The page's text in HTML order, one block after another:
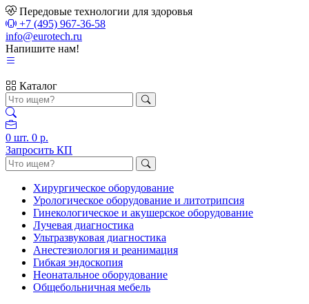
Передовые технологии для здоровья
+7 (495) 967-36-58
info@eurotech.ru
Напишите нам!
Каталог
0 шт. 0 р.
Запросить КП
Хирургическое оборудование
Урологическое оборудование и литотрипсия
Гинекологическое и акушерское оборудование
Лучевая диагностика
Ультразвуковая диагностика
Анестезиология и реанимация
Гибкая эндоскопия
Неонатальное оборудование
Общебольничная мебель